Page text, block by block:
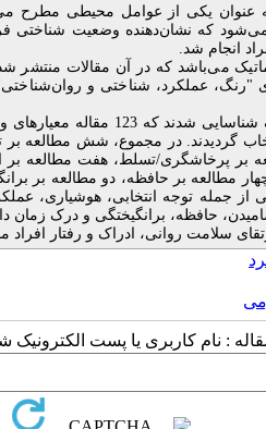
یکی از عوامل محیطی مطرح
شود که نشاندهنده وضعیت شناختی
انجام شد.
می‌باشد که در آن مقالات منتشر
"رنگ، عملکرد، شناختی و روان
نهایی انتخاب گردیدند. در مجموع، شش
پرخاشگری/تسلط، هفت مطالعه بر
بر حافظه، دو مطالعه بر
از جمله توجه انتخابی، هوشیاری،
حافظه، برانگیختگی و درک زمان
سلامت روانی، ادراک و رفتار افراد
: نام کاربری یا پست الکترونیک